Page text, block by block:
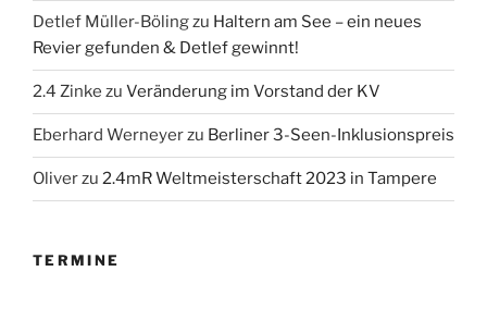
Detlef Müller-Bölingzu Haltern am See – ein neues
Revier gefunden & Detlef gewinnt!
2.4 Zinke zu Veränderung im Vorstand der KV
Eberhard Werneyerzu Berliner 3-Seen-Inklusionspreis
Oliverzu 2.4mR Weltmeisterschaft 2023 in Tampere
TERMINE